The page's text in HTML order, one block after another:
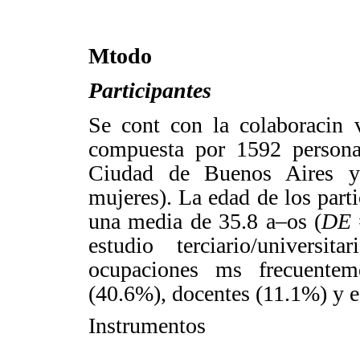
Mtodo
Participantes
Se cont con la
compuesta por 1592
Ciudad de Buenos Aires
mujeres). La edad de los
una media de 35.8 a–os (DE
estudio terciario/
ocupaciones ms
(40.6%), docentes (11.1%) y
Instrumentos